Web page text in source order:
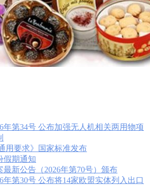
年第34号 公布加强无人机相关两用物项
用要求》国家标准发布
假期通知
最新公告（2026年第70号）颁布
年第30号 公布将14家欧盟实体列入出口